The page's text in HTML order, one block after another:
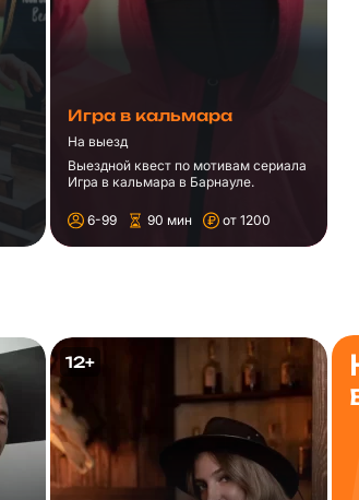
Игра в кальмара
На выезд
Выездной квест по мотивам сериала
Игра в кальмара в Барнауле.
6-99 90 мин от 1200
12+